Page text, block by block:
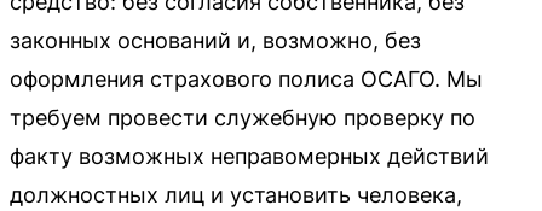
законных оснований и, возможно, без
оформления страхового полиса ОСАГО. Мы
требуем провести служебную проверку по
факту возможных неправомерных действий
должностных лиц и установить человека,